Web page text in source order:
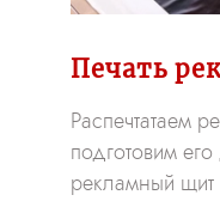
Печать
Распечтатаем
подготовим
рекламный